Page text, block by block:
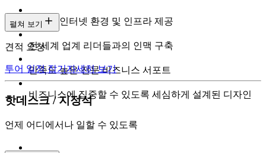
초고속 인터넷 환경 및 인프라 제공
전 세계 업계 리더들과의 인맥 구축
만족도 높은 전문 비즈니스 서포트
비즈니스에 집중할 수 있도록 세심하게 설계된 디자인
펼쳐 보기
견적 요청
투어 일정 잡기자세히 보기
핫데스크 / 지정석
언제 어디에서나 일할 수 있도록